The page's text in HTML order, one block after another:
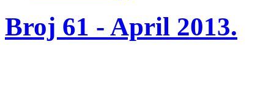
Broj 61 - April 2013.